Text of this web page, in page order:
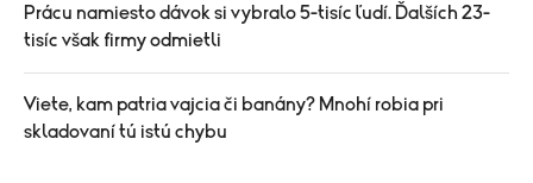
Prácu namiesto dávok si vybralo 5-tisíc ľudí. Ďalších 23-
tisíc však firmy odmietli
Viete, kam patria vajcia či banány? Mnohí robia pri
skladovaní tú istú chybu